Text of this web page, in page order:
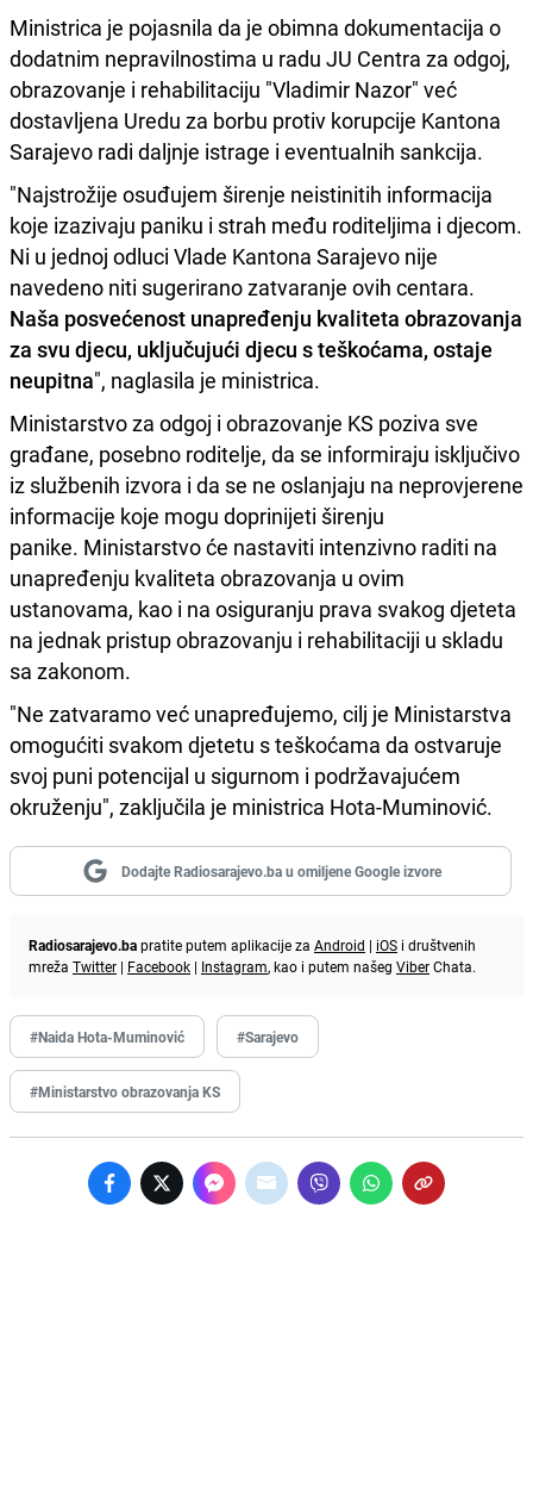
Ministrica je pojasnila da je obimna dokumentacija o
dodatnim nepravilnostima u radu JU Centra za odgoj,
obrazovanje i rehabilitaciju "Vladimir Nazor" već
dostavljena Uredu za borbu protiv korupcije Kantona
Sarajevo radi daljnje istrage i eventualnih sankcija.
"Najstrožije osuđujem širenje neistinitih informacija
koje izazivaju paniku i strah među roditeljima i djecom.
Ni u jednoj odluci Vlade Kantona Sarajevo nije
navedeno niti sugerirano zatvaranje ovih centara.
Naša posvećenost unapređenju kvaliteta obrazovanja
za svu djecu, uključujući djecu s teškoćama, ostaje
neupitna", naglasila je ministrica.
Ministarstvo za odgoj i obrazovanje KS poziva sve
građane, posebno roditelje, da se informiraju isključivo
iz službenih izvora i da se ne oslanjaju na neprovjerene
informacije koje mogu doprinijeti širenju
panike. Ministarstvo će nastaviti intenzivno raditi na
unapređenju kvaliteta obrazovanja u ovim
ustanovama, kao i na osiguranju prava svakog djeteta
na jednak pristup obrazovanju i rehabilitaciji u skladu
sa zakonom.
"Ne zatvaramo već unapređujemo, cilj je Ministarstva
omogućiti svakom djetetu s teškoćama da ostvaruje
svoj puni potencijal u sigurnom i podržavajućem
okruženju", zaključila je ministrica Hota-Muminović.
Dodajte Radiosarajevo.ba u omiljene Google izvore
Radiosarajevo.bapratite putem aplikacije za Android | iOS i društvenih
mreža Twitter | Facebook | Instagram, kao i putem našeg ViberChata.
#Naida Hota-Muminović #Sarajevo
#Ministarstvo obrazovanja KS